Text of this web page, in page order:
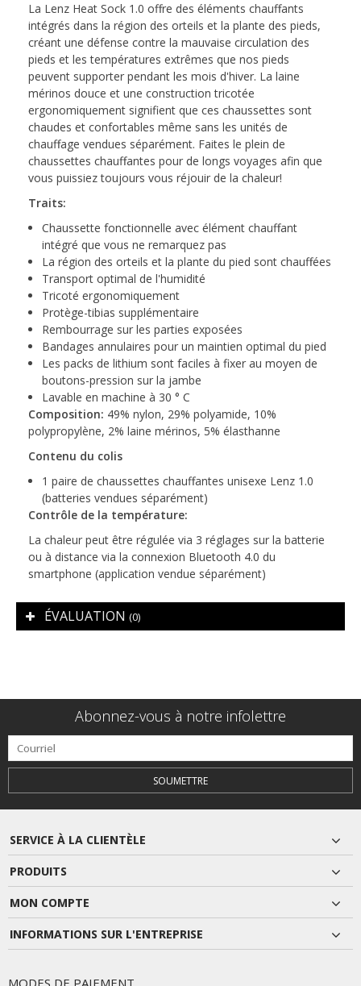
La Lenz Heat Sock 1.0 offre des éléments chauffants
intégrés dans la région des orteils et la plante des pieds,
créant une défense contre la mauvaise circulation des
pieds et les températures extrêmes que nos pieds
peuvent supporter pendant les mois d'hiver. La laine
mérinos douce et une construction tricotée
ergonomiquement signifient que ces chaussettes sont
chaudes et confortables même sans les unités de
chauffage vendues séparément. Faites le plein de
chaussettes chauffantes pour de longs voyages afin que
vous puissiez toujours vous réjouir de la chaleur!
Traits:
Chaussette fonctionnelle avec élément chauffant
intégré que vous ne remarquez pas
La région des orteils et la plante du pied sont chauffées
Transport optimal de l'humidité
Tricoté ergonomiquement
Protège-tibias supplémentaire
Rembourrage sur les parties exposées
Bandages annulaires pour un maintien optimal du pied
Les packs de lithium sont faciles à fixer au moyen de
boutons-pression sur la jambe
Lavable en machine à 30 ° C
Composition: 49% nylon, 29% polyamide, 10%
polypropylène, 2% laine mérinos, 5% élasthanne
Contenu du colis
1 paire de chaussettes chauffantes unisexe Lenz 1.0
(batteries vendues séparément)
Contrôle de la température:
La chaleur peut être régulée via 3 réglages sur la batterie
ou à distance via la connexion Bluetooth 4.0 du
smartphone (application vendue séparément)
ÉVALUATION (0)
Abonnez-vous à notre infolettre
SOUMETTRE
SERVICE À LA CLIENTÈLE
PRODUITS
MON COMPTE
INFORMATIONS SUR L'ENTREPRISE